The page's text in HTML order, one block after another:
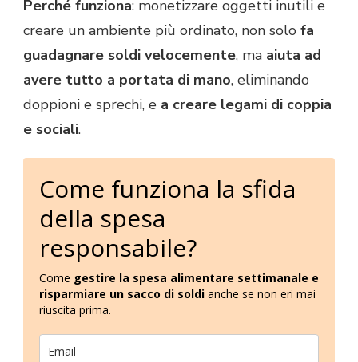
Perché funziona: monetizzare oggetti inutili e
creare un ambiente più ordinato, non solo fa
guadagnare soldi velocemente, ma aiuta ad
avere tutto a portata di mano, eliminando
doppioni e sprechi, e a creare legami di coppia
e sociali.
Come funziona la sfida
della spesa
responsabile?
Come gestire la spesa alimentare settimanale e
risparmiare un sacco di soldi anche se non eri mai
riuscita prima.